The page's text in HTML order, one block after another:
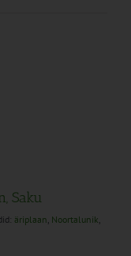
Saku
äriplaan, Noortalunik,